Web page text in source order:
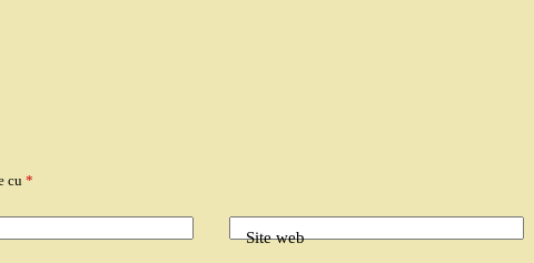
cu *
Site web